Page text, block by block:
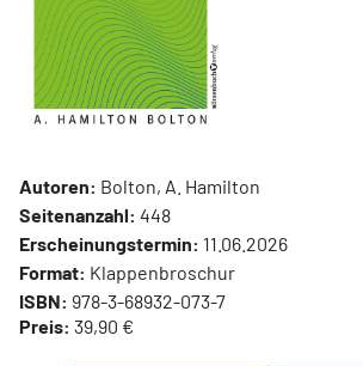
Autoren: Bolton, A. Hamilton
Seitenanzahl: 448
Erscheinungstermin: 11.06.2026
Format: Klappenbroschur
ISBN: 978-3-68932-073-7
Preis: 39,90 €